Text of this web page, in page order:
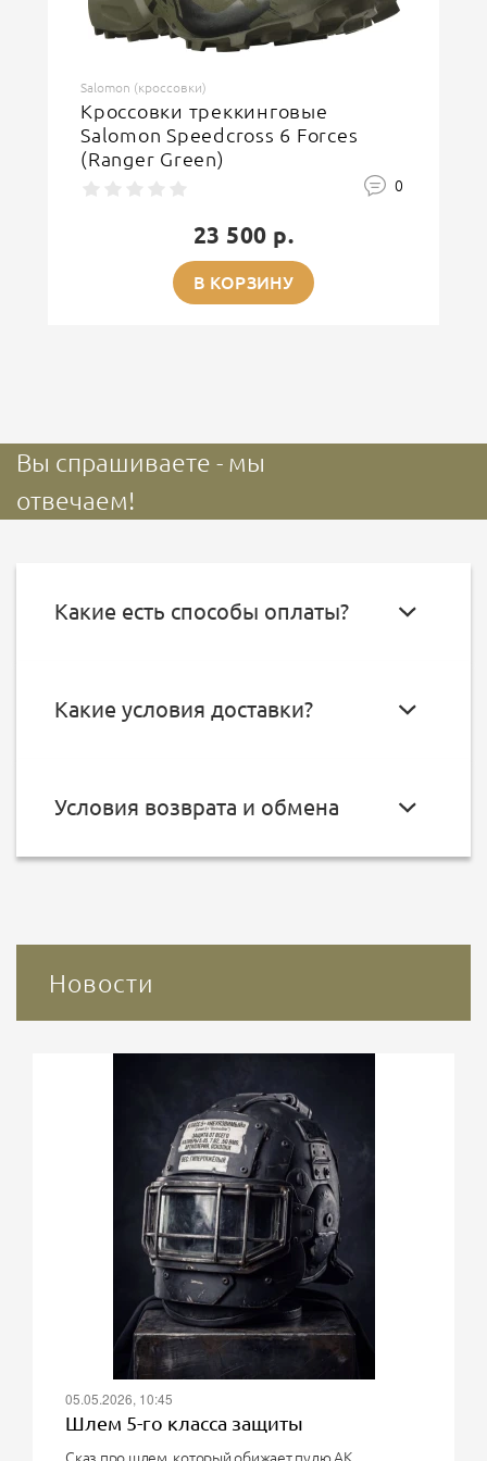
Salomon (кроссовки)
Кроссовки треккинговые
Salomon Speedcross 6 Forces
(Ranger Green)
0
23 500 р.
В КОРЗИНУ
Вы спрашиваете - мы
отвечаем!
Какие есть способы оплаты?
Какие условия доставки?
Условия возврата и обмена
Новости
05.05.2026, 10:45
Шлем 5-го класса защиты